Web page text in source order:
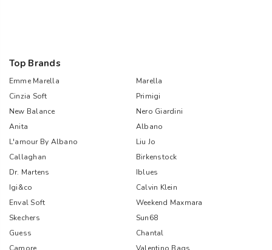
Top Brands
Emme Marella
Marella
Cinzia Soft
Primigi
New Balance
Nero Giardini
Anita
Albano
L'amour By Albano
Liu Jo
Callaghan
Birkenstock
Dr. Martens
Iblues
Igi&co
Calvin Klein
Enval Soft
Weekend Maxmara
Skechers
Sun68
Guess
Chantal